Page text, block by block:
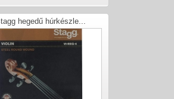
hegedű húrkészle...